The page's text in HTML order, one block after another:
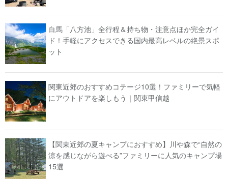
白馬「八方池」全行程＆持ち物・注意点ほか完全ガイ
ド！手軽にアクセスできる国内最高レベルの絶景スポ
ット
関東近郊のおすすめコテージ10選！ファミリーで気軽
にアウトドアを楽しもう｜関東甲信越
【関東近郊の夏キャンプにおすすめ】川や森で“自然の
涼を感じながら遊べる”ファミリーに人気のキャンプ場
15選